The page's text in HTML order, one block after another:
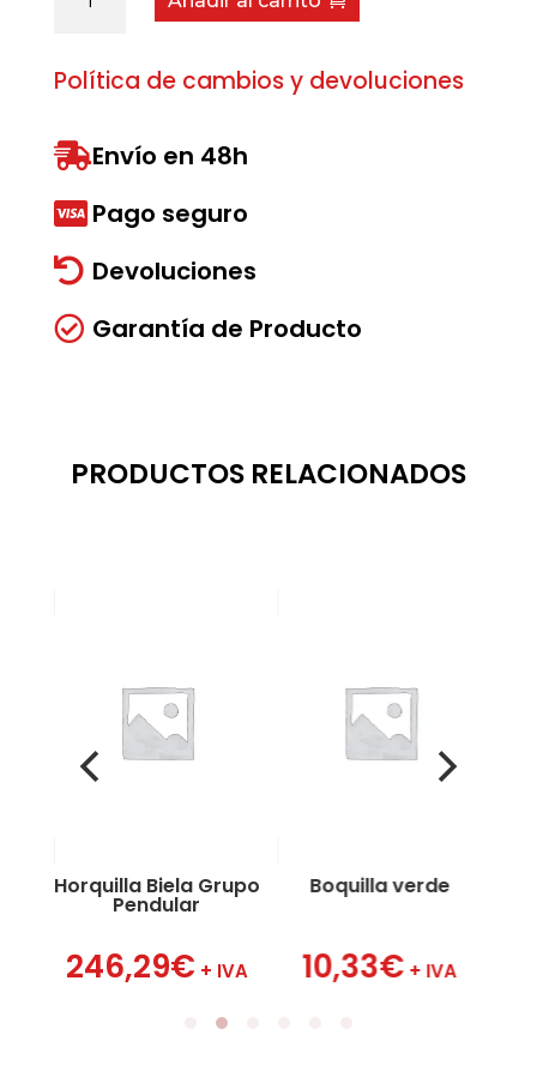
80
Política de cambios y devoluciones
Envío en 48h
 Pago seguro
 Devoluciones
 Garantía de Producto
PRODUCTOS RELACIONADOS
Horquilla Biela Grupo
Pendular
246,29€ + IVA
Boquilla verde
10,33€ + IVA